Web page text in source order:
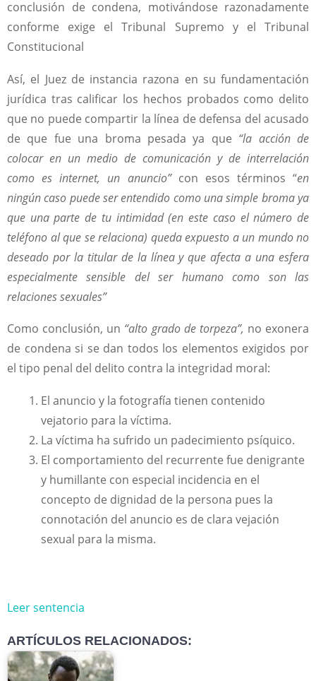
conclusión de condena, motivándose razonadamente
conforme exige el Tribunal Supremo y el Tribunal
Constitucional
Así, el Juez de instancia razona en su fundamentación
jurídica tras calificar los hechos probados como delito
que no puede compartir la línea de defensa del acusado
de que fue una broma pesada ya que “la acción de
colocar en un medio de comunicación y de interrelación
como es internet, un anuncio”con esos términos “en
ningún caso puede ser entendido como una simple broma ya
que una parte de tu intimidad (en este caso el número de
teléfono al que se relaciona) queda expuesto a un mundo no
deseado por la titular de la línea y que afecta a una esfera
especialmente sensible del ser humano como son las
relaciones sexuales”
Como conclusión, un “alto grado de torpeza”, no exonera
de condena si se dan todos los elementos exigidos por
el tipo penal del delito contra la integridad moral:
El anuncio y la fotografía tienen contenido
vejatorio para la víctima.
La víctima ha sufrido un padecimiento psíquico.
El comportamiento del recurrente fue denigrante
y humillante con especial incidencia en el
concepto de dignidad de la persona pues la
connotación del anuncio es de clara vejación
sexual para la misma.
Leer sentencia
ARTÍCULOS RELACIONADOS: